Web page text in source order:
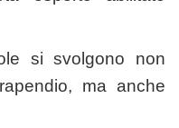
si svolgono non
ma anche